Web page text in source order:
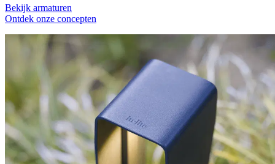
Bekijk armaturen
Ontdek onze concepten